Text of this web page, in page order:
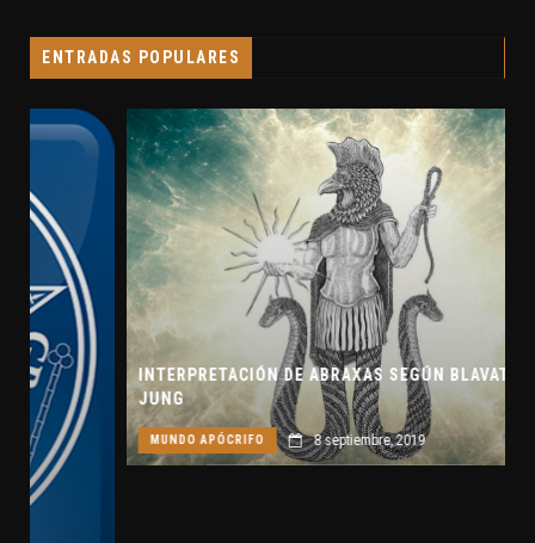
ENTRADAS POPULARES
INTERPRETACIÓN DE ABRAXAS SEGÚN BLAVATSKY Y
JUNG
MUNDO APÓCRIFO 8 septiembre, 2019